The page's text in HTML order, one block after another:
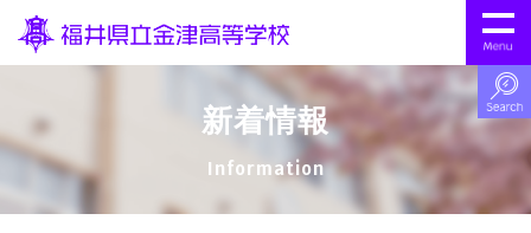
新着情報
Information